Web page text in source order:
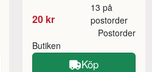
20 kr
13 på
postorder
Butiken
Postorder
Köp